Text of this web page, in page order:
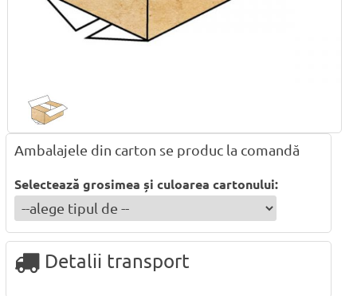
Ambalajele din carton se produc la comandă
Selectează grosimea și culoarea cartonului:
Detalii transport